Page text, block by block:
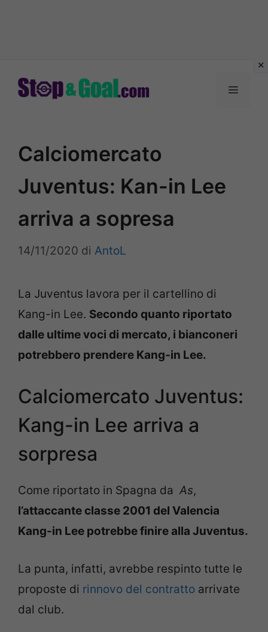
Menu
Calciomercato
Juventus: Kan-in Lee
arriva a sopresa
14/11/2020 di AntoL
La Juventus lavora per il cartellino di
Kang-in Lee. Secondo quanto riportato
dalle ultime voci di mercato, i bianconeri
potrebbero prendere Kang-in Lee.
Calciomercato Juventus:
Kang-in Lee arriva a
sorpresa
Come riportato in Spagna da As,
l’attaccante classe 2001 del Valencia
Kang-in Lee potrebbe finire alla Juventus.
La punta, infatti, avrebbe respinto tutte le
proposte di rinnovo del contratto arrivate
dal club.